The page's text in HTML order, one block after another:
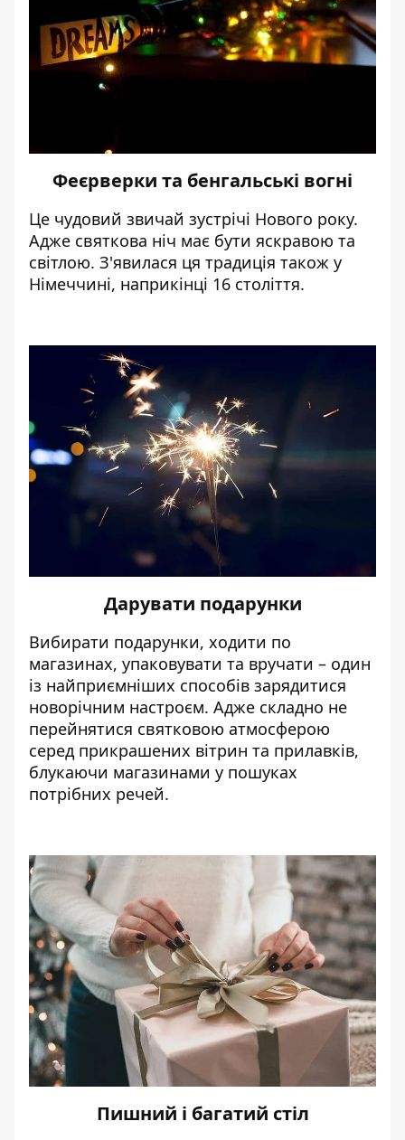
Феєрверки та бенгальські вогні
Це чудовий звичай зустрічі Нового року.
Адже святкова ніч має бути яскравою та
світлою. З'явилася ця традиція також у
Німеччині, наприкінці 16 століття.
Дарувати подарунки
Вибирати подарунки, ходити по
магазинах, упаковувати та вручати – один
із найприємніших способів зарядитися
новорічним настроєм. Адже складно не
перейнятися святковою атмосферою
серед прикрашених вітрин та прилавків,
блукаючи магазинами у пошуках
потрібних речей.
Пишний і багатий стіл